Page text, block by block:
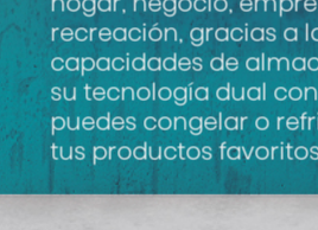
recreación, gracias a
capacidades de
su tecnología dual
puedes congelar o
tus productos